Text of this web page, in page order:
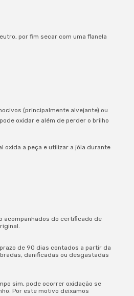
por fim secar com uma flanela
(principalmente alvejante) ou
oxidar e além de perder o brilho
oxida a peça e utilizar a jóia durante
acompanhados do certificado de
de 90 dias contados a partir da
danificadas ou desgastadas
sim, pode ocorrer oxidação se
Por este motivo deixamos